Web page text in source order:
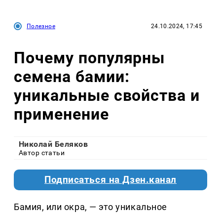
Полезное 24.10.2024, 17:45
Почему популярны
семена бамии:
уникальные свойства и
применение
Николай Беляков
Автор статьи
Подписаться на Дзен.канал
Бамия, или окра, — это уникальное